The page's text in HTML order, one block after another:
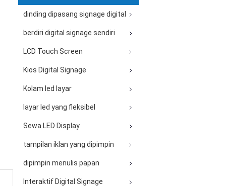
dinding dipasang signage digital
berdiri digital signage sendiri
LCD Touch Screen
Kios Digital Signage
Kolam led layar
layar led yang fleksibel
Sewa LED Display
tampilan iklan yang dipimpin
dipimpin menulis papan
Interaktif Digital Signage